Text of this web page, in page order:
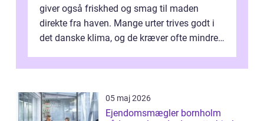
giver også friskhed og smag til maden
direkte fra haven. Mange urter trives godt i
det danske klima, og de kræver ofte mindre
05 maj 2026
Ejendomsmægler bornholm